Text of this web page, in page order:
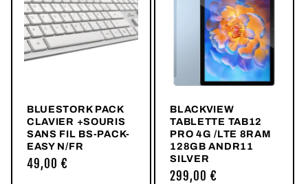
BLUESTORK PACK
CLAVIER +SOURIS
SANS FIL BS-PACK-
EASY N/FR
Prix
49,00 €
BLACKVIEW
TABLETTE TAB12
PRO 4G /LTE 8RAM
128GB ANDR11
SILVER
Prix
299,00 €